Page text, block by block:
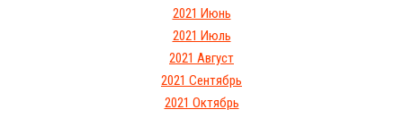
2021 Июнь
2021 Июль
2021 Август
2021 Сентябрь
2021 Октябрь